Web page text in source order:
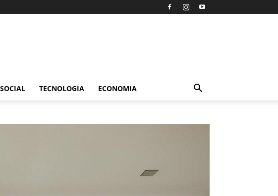
SOCIAL TECNOLOGIA ECONOMIA